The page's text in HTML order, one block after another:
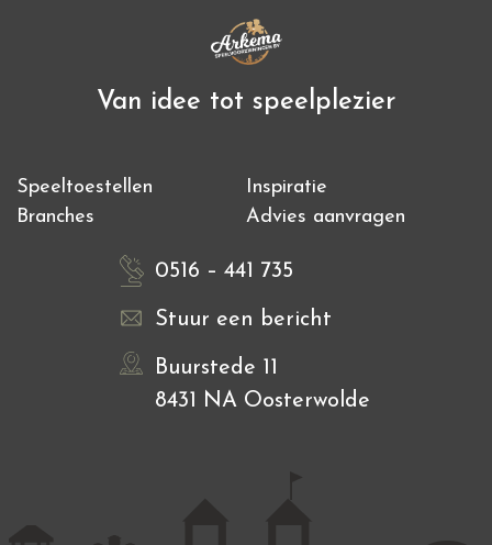
Van idee tot speelplezier
Speeltoestellen
Inspiratie
Branches
Advies aanvragen
0516 – 441 735
Stuur een bericht
Buurstede 11
8431 NA Oosterwolde